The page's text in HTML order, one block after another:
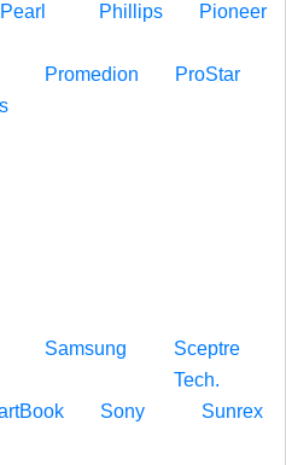
Pearl Phillips Pioneer
Promedion ProStar
Samsung
Sceptre
Tech.
Sony Sunrex